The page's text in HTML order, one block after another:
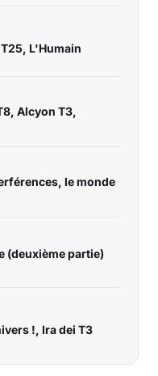
L'Humain
Alcyon T3,
le monde
(deuxième partie)
!, Ira dei T3